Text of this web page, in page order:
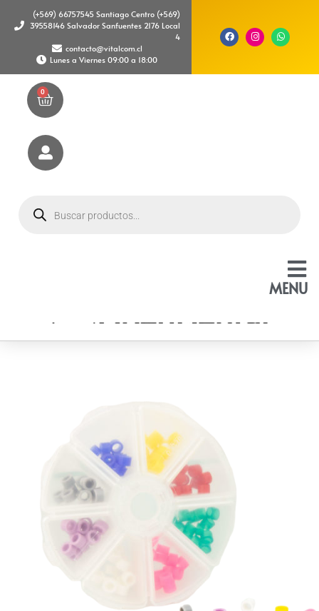
(+569) 66757545 Santiago Centro (+569)
39558146 Salvador Sanfuentes 2176 Local
4
contacto@vitalcom.cl
Lunes a Viernes 09:00 a 18:00
MENU
0